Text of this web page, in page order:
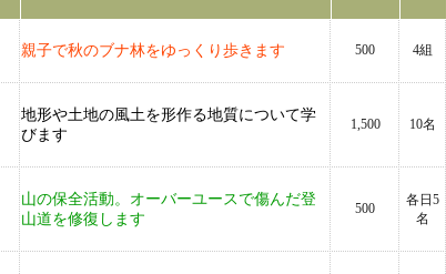
親子で秋のブナ林をゆっくり歩きます 500 4組
地形や土地の風土を形作る地質について学
びます
1,500 10名
山の保全活動。オーバーユースで傷んだ登
山道を修復します
500
各日5
名